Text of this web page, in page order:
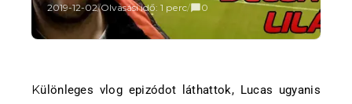
2019-12-02/Olvasási idő: 1 perc/ 0
Különleges vlog epizódot láthattok, Lucas ugyanis